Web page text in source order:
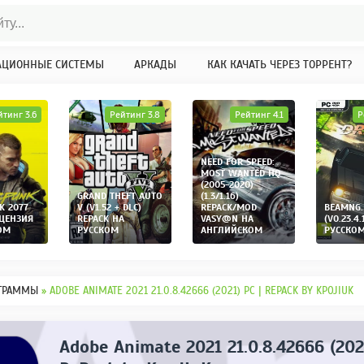
СИСТЕМЫ АРКАДЫ КАК КАЧАТЬ ЧЕРЕЗ ТОРРЕНТ?
2077
3.6
GRAND THEFT AUTO
V (V1.52 + DLC)
REPACK НА
РУССКОМ
Рейтинг 3.8
NEED FOR SPEED:
MOST WANTED HQ
(2005-2020)
(1.3/1.16)
REPACK/MOD
VASY@N НА
АНГЛИЙСКОМ
Рейтинг 4.1
» ADOBE ANIMATE 2021 21.0.8.42666 (2021) PC | REPACK BY KPOJIUK
Adobe Animate 2021 21.0.8.42666